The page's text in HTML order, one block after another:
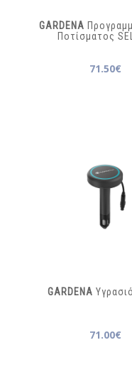
GARDENA
Ποτίσματος
71.50€
GARDENA
71.00€